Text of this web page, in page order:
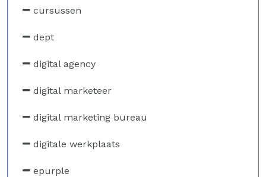
cursussen
dept
digital agency
digital marketeer
digital marketing bureau
digitale werkplaats
epurple